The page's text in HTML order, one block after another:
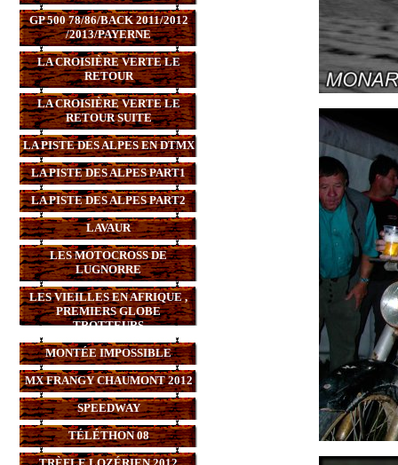
GP 500 78/86/BACK 2011/2012
/2013/PAYERNE
LA CROISIÈRE VERTE LE
RETOUR
LA CROISIÈRE VERTE LE
RETOUR SUITE
LA PISTE DES ALPES EN DTMX
LA PISTE DES ALPES PART1
LA PISTE DES ALPES PART2
LAVAUR
LES MOTOCROSS DE
LUGNORRE
LES VIEILLES EN AFRIQUE ,
PREMIERS GLOBE
TROTTEURS
MONTÉE IMPOSSIBLE
MX FRANGY CHAUMONT 2012
SPEEDWAY
TÉLÉTHON 08